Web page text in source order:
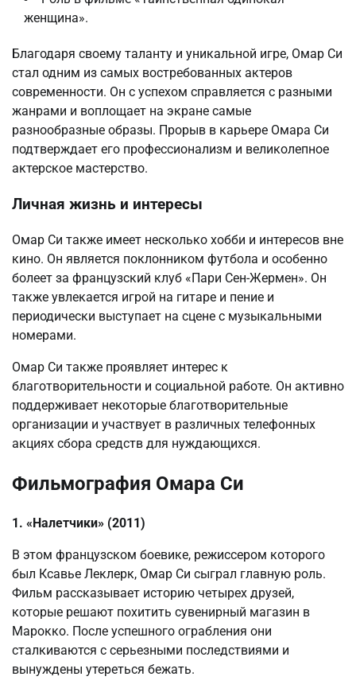
женщина».
Благодаря своему таланту и уникальной игре, Омар Си
стал одним из самых востребованных актеров
современности. Он с успехом справляется с разными
жанрами и воплощает на экране самые
разнообразные образы. Прорыв в карьере Омара Си
подтверждает его профессионализм и великолепное
актерское мастерство.
Личная жизнь и интересы
Омар Си также имеет несколько хобби и интересов вне
кино. Он является поклонником футбола и особенно
болеет за французский клуб «Пари Сен-Жермен». Он
также увлекается игрой на гитаре и пение и
периодически выступает на сцене с музыкальными
номерами.
Омар Си также проявляет интерес к
благотворительности и социальной работе. Он активно
поддерживает некоторые благотворительные
организации и участвует в различных телефонных
акциях сбора средств для нуждающихся.
Фильмография Омара Си
1. «Налетчики» (2011)
В этом французском боевике, режиссером которого
был Ксавье Леклерк, Омар Си сыграл главную роль.
Фильм рассказывает историю четырех друзей,
которые решают похитить сувенирный магазин в
Марокко. После успешного ограбления они
сталкиваются с серьезными последствиями и
вынуждены утереться бежать.